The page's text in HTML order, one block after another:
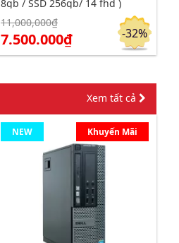
Click để xem chi tiết Đặt hàng
8gb / SSD 256gb/ 14 fhd )
11,000,000₫
7.500.000₫ -32%
Xem tất cả
Khuyến Mãi
NEW